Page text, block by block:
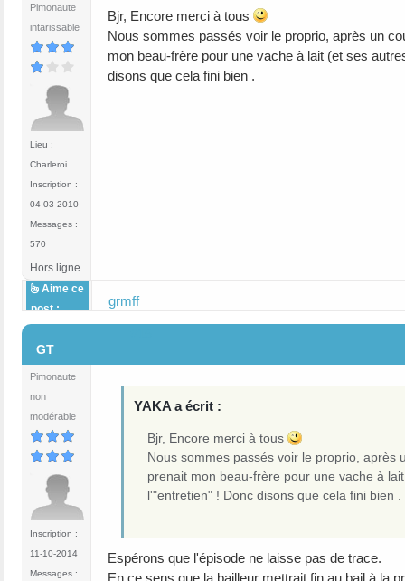
Pimonaute
intarissable
Lieu :
Charleroi
Inscription :
04-03-2010
Messages :
570
Bjr, Encore merci à tous
Nous sommes passés voir le proprio, après un
mon beau-frère pour une vache à lait (et ses
disons que cela fini bien .
Hors ligne
Aime ce
post :
grmff
GT
Pimonaute
non
modérable
Inscription :
11-10-2014
Messages :
YAKA a écrit :
Bjr, Encore merci à tous
Nous sommes passés voir le proprio,
prenait mon beau-frère pour une vache à
l'"entretien" ! Donc disons que cela fini bien .
Espérons que l'épisode ne laisse pas de trace.